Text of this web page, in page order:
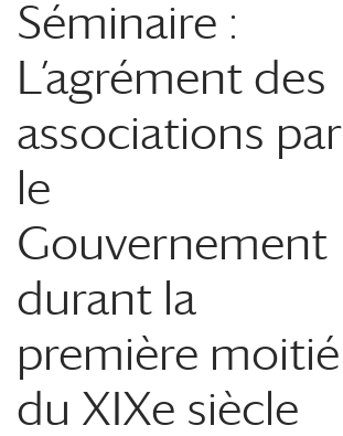
Séminaire :
L’agrément des
associations par
le
Gouvernement
durant la
première moitié
du XIXe siècle